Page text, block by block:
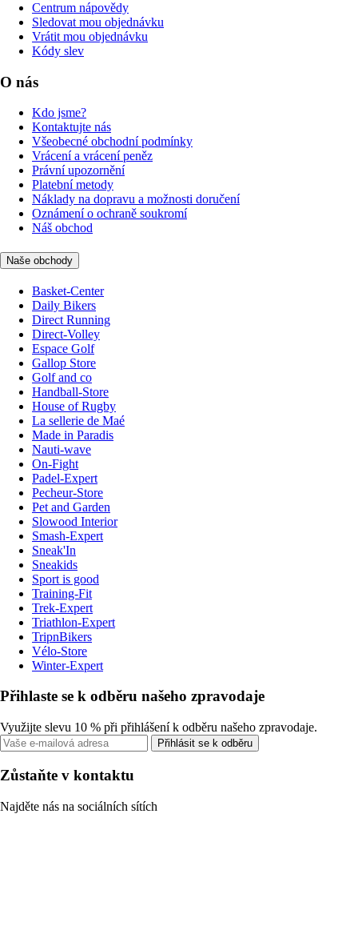
Centrum nápovědy
Sledovat mou objednávku
Vrátit mou objednávku
Kódy slev
O nás
Kdo jsme?
Kontaktujte nás
Všeobecné obchodní podmínky
Vrácení a vrácení peněz
Právní upozornění
Platební metody
Náklady na dopravu a možnosti doručení
Oznámení o ochraně soukromí
Náš obchod
Naše obchody
Basket-Center
Daily Bikers
Direct Running
Direct-Volley
Espace Golf
Gallop Store
Golf and co
Handball-Store
House of Rugby
La sellerie de Maé
Made in Paradis
Nauti-wave
On-Fight
Padel-Expert
Pecheur-Store
Pet and Garden
Slowood Interior
Smash-Expert
Sneak'In
Sneakids
Sport is good
Training-Fit
Trek-Expert
Triathlon-Expert
TripnBikers
Vélo-Store
Winter-Expert
Přihlaste se k odběru našeho zpravodaje
Využijte slevu 10 % při přihlášení k odběru našeho zpravodaje.
Přihlásit se k odběru
Zůstaňte v kontaktu
Najděte nás na sociálních sítích